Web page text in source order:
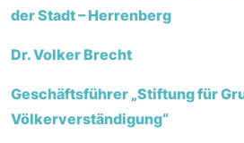
der Stadt – Herrenberg
Dr. Volker Brecht
Geschäftsführer „Stiftung für
Völkerverständigung“